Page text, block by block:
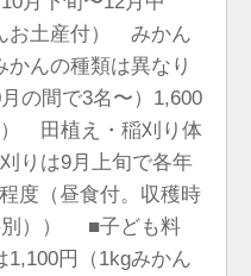
お土産付） みかん
んの種類は異なり
の間で3名〜）1,600
田植え・稲刈り体
りは9月上旬で各年
度（昼食付。収穫時
別）） ■子ども料
円（1kgみかん